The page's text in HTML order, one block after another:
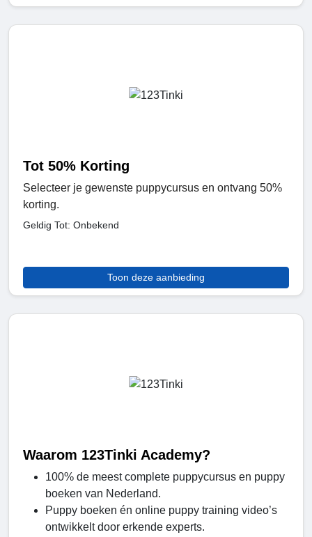
Tot 50% Korting
Selecteer je gewenste puppycursus en ontvang 50%
korting.
Geldig Tot: Onbekend
Toon deze aanbieding
Waarom 123Tinki Academy?
100% de meest complete puppycursus en puppy
boeken van Nederland.
Puppy boeken én online puppy training video’s
ontwikkelt door erkende experts.